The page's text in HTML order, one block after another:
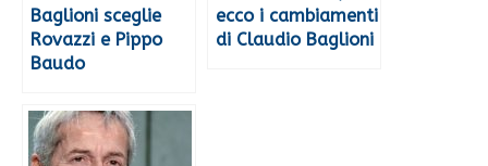
Baglioni sceglie
Rovazzi e Pippo
Baudo
ecco i cambiamenti
di Claudio Baglioni